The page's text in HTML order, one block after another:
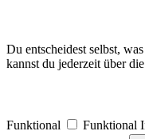
Du entscheidest selbst,
kannst du jederzeit über
Funktional Funktional